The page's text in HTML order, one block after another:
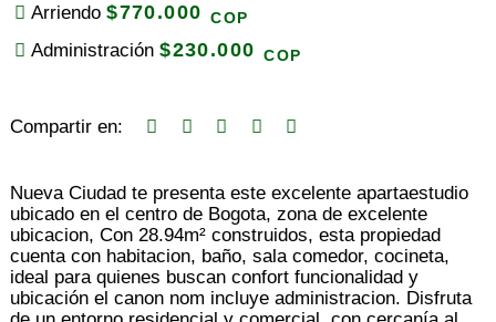
Arriendo$770.000COP
Administración$230.000COP
Compartir en:
Nueva Ciudad te presenta este excelente apartaestudio
ubicado en el centro de Bogota, zona de excelente
ubicacion, Con 28.94m² construidos, esta propiedad
cuenta con habitacion, baño, sala comedor, cocineta,
ideal para quienes buscan confort funcionalidad y
ubicación el canon nom incluye administracion. Disfruta